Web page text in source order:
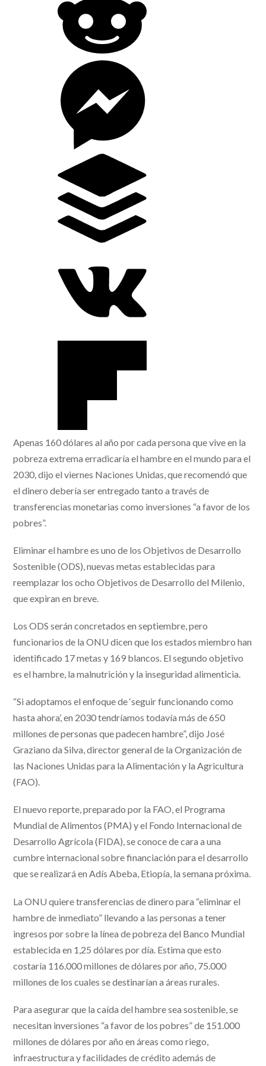
Apenas 160 dólares al año por cada persona que vive en la
pobreza extrema erradicaría el hambre en el mundo para el
2030, dijo el viernes Naciones Unidas, que recomendó que
el dinero debería ser entregado tanto a través de
transferencias monetarias como inversiones “a favor de los
pobres”.
Eliminar el hambre es uno de los Objetivos de Desarrollo
Sostenible (ODS), nuevas metas establecidas para
reemplazar los ocho Objetivos de Desarrollo del Milenio,
que expiran en breve.
Los ODS serán concretados en septiembre, pero
funcionarios de la ONU dicen que los estados miembro han
identificado 17 metas y 169 blancos. El segundo objetivo
es el hambre, la malnutrición y la inseguridad alimenticia.
“Si adoptamos el enfoque de ‘seguir funcionando como
hasta ahora’, en 2030 tendríamos todavía más de 650
millones de personas que padecen hambre”, dijo José
Graziano da Silva, director general de la Organización de
las Naciones Unidas para la Alimentación y la Agricultura
(FAO).
El nuevo reporte, preparado por la FAO, el Programa
Mundial de Alimentos (PMA) y el Fondo Internacional de
Desarrollo Agrícola (FIDA), se conoce de cara a una
cumbre internacional sobre financiación para el desarrollo
que se realizará en Adís Abeba, Etiopía, la semana próxima.
La ONU quiere transferencias de dinero para “eliminar el
hambre de inmediato” llevando a las personas a tener
ingresos por sobre la línea de pobreza del Banco Mundial
establecida en 1,25 dólares por día. Estima que esto
costaría 116.000 millones de dólares por año, 75.000
millones de los cuales se destinarían a áreas rurales.
Para asegurar que la caída del hambre sea sostenible, se
necesitan inversiones “a favor de los pobres” de 151.000
millones de dólares por año en áreas como riego,
infraestructura y facilidades de crédito además de